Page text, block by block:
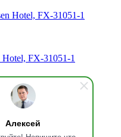
Алексей
Hotel, FX-31051-1